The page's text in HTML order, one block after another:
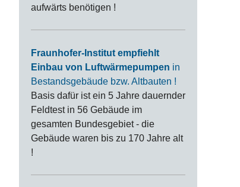
aufwärts benötigen !
Fraunhofer-Institut empfiehlt
Einbau von Luftwärmepumpen in
Bestandsgebäude bzw. Altbauten !
Basis dafür ist ein 5 Jahre dauernder
Feldtest in 56 Gebäude im
gesamten Bundesgebiet - die
Gebäude waren bis zu 170 Jahre alt
!